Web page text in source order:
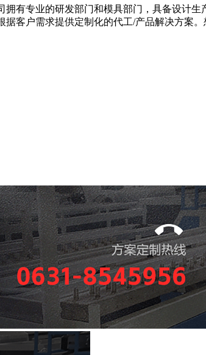
专业的研发部门和模具部门，具备设计生
客户需求提供定制化的代工/产品解决方案